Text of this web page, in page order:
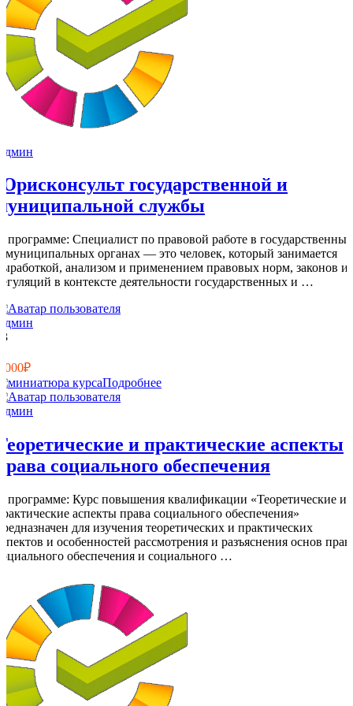
государственной и
службы
программе: Специалист по правовой работе в государственных
муниципальных органах — это человек, который занимается
анализом и применением правовых норм, законов и
в контексте деятельности государственных и …
000₽
Подробнее
и практические аспекты
социального обеспечения
программе: Курс повышения квалификации «Теоретические и
аспекты права социального обеспечения»
для изучения теоретических и практических
и особенностей рассмотрения и разъяснения основ
обеспечения и социального …